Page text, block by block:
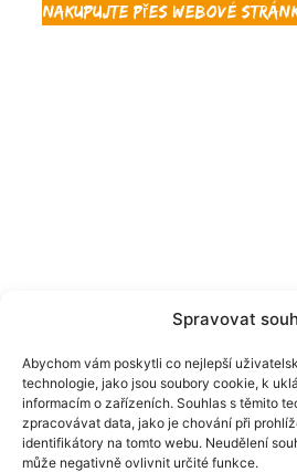
Spravovat
Abychom vám poskytli co nejlepší
technologie, jako jsou soubory cookie, k
informacím o zařízeních. Souhlas s těmito
zpracovávat data, jako je chování při
identifikátory na tomto webu. Neudělení
může negativně ovlivnit určité funkce.
Nakupujte přes webové
Naše hry Právní
Zásady ochrany